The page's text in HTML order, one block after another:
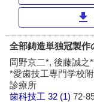
download
全部鋳造単独冠製作
岡野京二*, 後藤誠之
*愛歯技工専門学校
診療所
歯科技工 32 (1)72-